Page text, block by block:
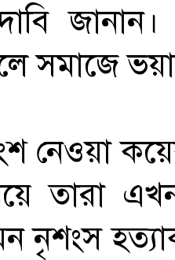
জানান।
সমাজে
নেওয়া
তারা
নৃশংস